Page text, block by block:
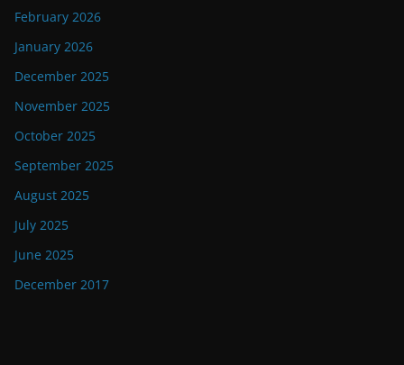
February 2026
January 2026
December 2025
November 2025
October 2025
September 2025
August 2025
July 2025
June 2025
December 2017